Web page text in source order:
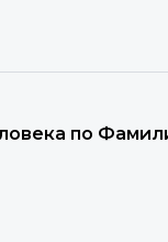
по